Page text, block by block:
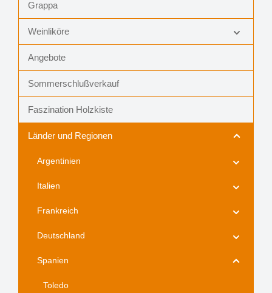
Grappa
Weinliköre
Angebote
Sommerschlußverkauf
Faszination Holzkiste
Länder und Regionen
Argentinien
Italien
Frankreich
Deutschland
Spanien
Toledo